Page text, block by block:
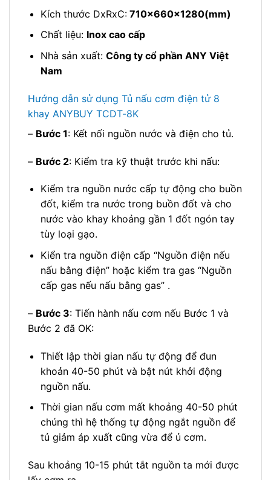
Kích thước DxRxC:710x660x1280(mm)
Chất liệu: Inox cao cấp
Nhà sản xuất: Công ty cổ phần ANY Việt
Nam
Hướng dẫn sử dụng Tủ nấu cơm điện tử 8
khay ANYBUY TCDT-8K
– Bước 1: Kết nối nguồn nước và điện cho tủ.
– Bước 2: Kiểm tra kỹ thuật trước khi nấu:
Kiểm tra nguồn nước cấp tự động cho buồn
đốt, kiểm tra nước trong buồn đốt và cho
nước vào khay khoảng gần 1 đốt ngón tay
tùy loại gạo.
Kiển tra nguồn điện cấp “Nguồn điện nếu
nấu bằng điện” hoặc kiểm tra gas “Nguồn
cấp gas nếu nấu bằng gas” .
– Bước 3: Tiến hành nấu cơm nếu Bước 1 và
Bước 2 đã OK:
Thiết lập thời gian nấu tự động để đun
khoản 40-50 phút và bật nút khởi động
nguồn nấu.
Thời gian nấu cơm mất khoảng 40-50 phút
chúng thì hệ thống tự động ngắt nguồn để
tủ giảm áp xuất cũng vừa để ủ cơm.
Sau khoảng 10-15 phút tắt nguồn ta mới được